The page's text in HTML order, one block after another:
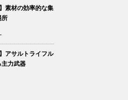
素材の効率的な集
所
アサルトライフル
主力武器